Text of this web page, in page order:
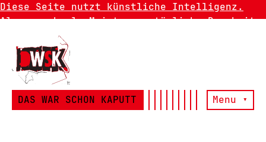
Diese Seite nutzt künstliche Intelligenz.
Also manchmal. Meistens natürliche Dummheit.
DAS WAR SCHON KAPUTT Menu ▾